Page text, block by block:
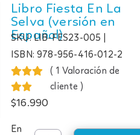
Libro Fiesta En La
Selva (versión en
Español)
SKU: LIB-FES23-005
ISBN: 978-956-416-012-2
( 1 Valoración de
cliente )
$16.990
En